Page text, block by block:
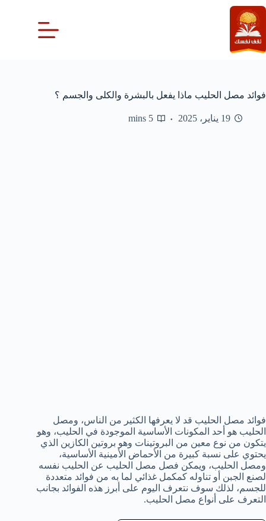
التجاوز
إلى
المحتوى
فوائد مصل الحليب ماذا يفعل بالبشرة والكلى والجسم ؟
19 يناير، 2025 5 mins
فوائد مصل الحليب قد لا يعرفها الكثير من الناس، ومصل
الحليب هو أحد المكونات الأساسية الموجودة في الحليب، وهو
يتكون من نوع معين من البروتينات وهو بروتين الكازين الذي
يحتوي على نسبة كبيرة من الأحماض الأمينية الأساسية،
ومصل الحليب، ويمكن فصل مصل الحليب عن الحليب نفسه
لصنع الجبن أو تناوله كمكمل غذائي لما به من فوائد متعددة
للجسم، لذلك سوف نتعرف اليوم على أبرز هذه الفوائد بجانب
التعرف على أنواع مصل الحليب.